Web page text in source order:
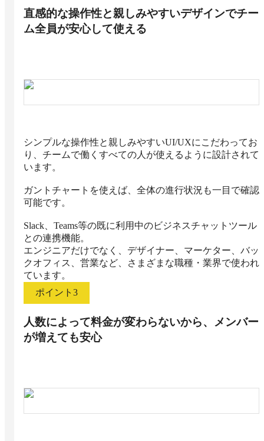
直感的な操作性と親しみやすいデザインでチー
ム全員が安心して使える
シンプルな操作性と親しみやすいUI/UXにこだわってお
り、チームで働くすべての人が使えるように設計されて
います。
ガントチャートを使えば、全体の進行状況も一目で確認
可能です。
Slack、Teams等の既に利用中のビジネスチャットツール
との連携機能。
エンジニアだけでなく、デザイナー、マーケター、バッ
クオフィス、営業など、さまざまな職種・業界で使われ
ています。
ポイント 3
人数によって料金が変わらないから、メンバー
が増えても安心